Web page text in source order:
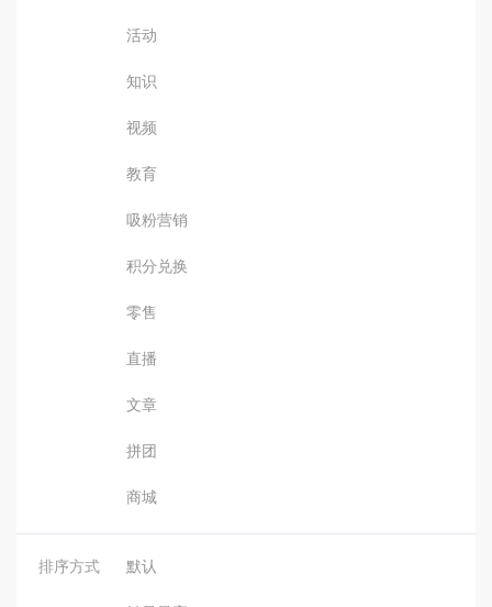
活动
知识
视频
教育
吸粉营销
积分兑换
零售
直播
文章
拼团
商城
排序方式 默认